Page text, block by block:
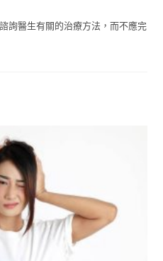
詢醫生有關的治療方法，而不應完